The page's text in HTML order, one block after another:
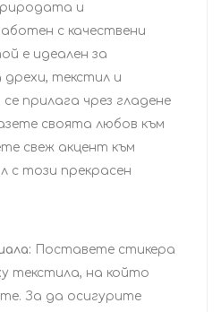
и
с качествени
е идеален за
дрехи, текстил и
прилага чрез гладене
своята любов към
свеж акцент към
с този прекрасен
Поставете стикера
текстила, на който
За да осигурите